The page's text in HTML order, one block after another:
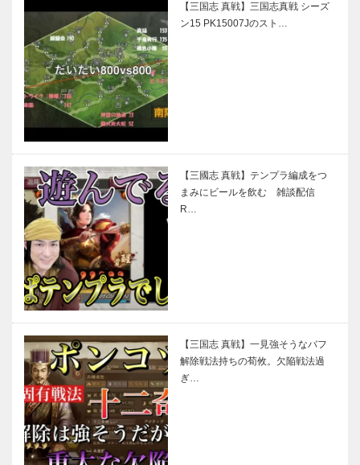
【三国志 真戦】三国志真戦 シーズ
ン15 PK15007Jのスト…
【三國志 真戦】テンプラ編成をつ
まみにビールを飲む 雑談配信
R…
【三国志 真戦】一見強そうなバフ
解除戦法持ちの荀攸。欠陥戦法過
ぎ…